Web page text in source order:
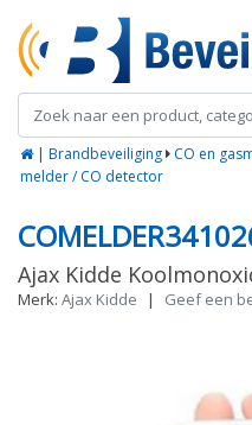
| Brandbeveiliging CO en
melder / CO detector
Ajax Kidde
Merk: Ajax Kidde | Geef een